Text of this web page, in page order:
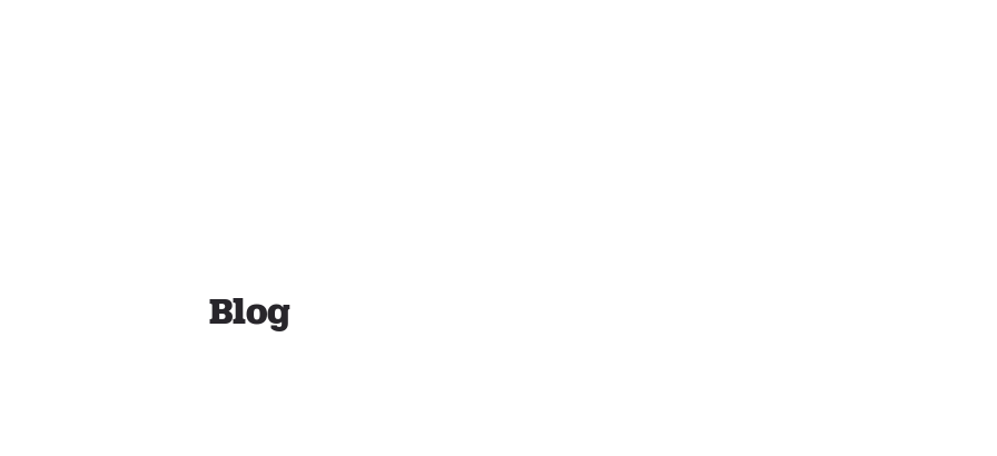
Blog